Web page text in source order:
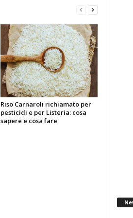
Riso Carnaroli richiamato per
pesticidi e per Listeria: cosa
sapere e cosa fare